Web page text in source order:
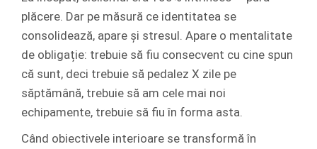
plăcere. Dar pe măsură ce identitatea se
consolidează, apare și stresul. Apare o mentalitate
de obligație: trebuie să fiu consecvent cu cine spun
că sunt, deci trebuie să pedalez X zile pe
săptămână, trebuie să am cele mai noi
echipamente, trebuie să fiu în forma asta.
Când obiectivele interioare se transformă în